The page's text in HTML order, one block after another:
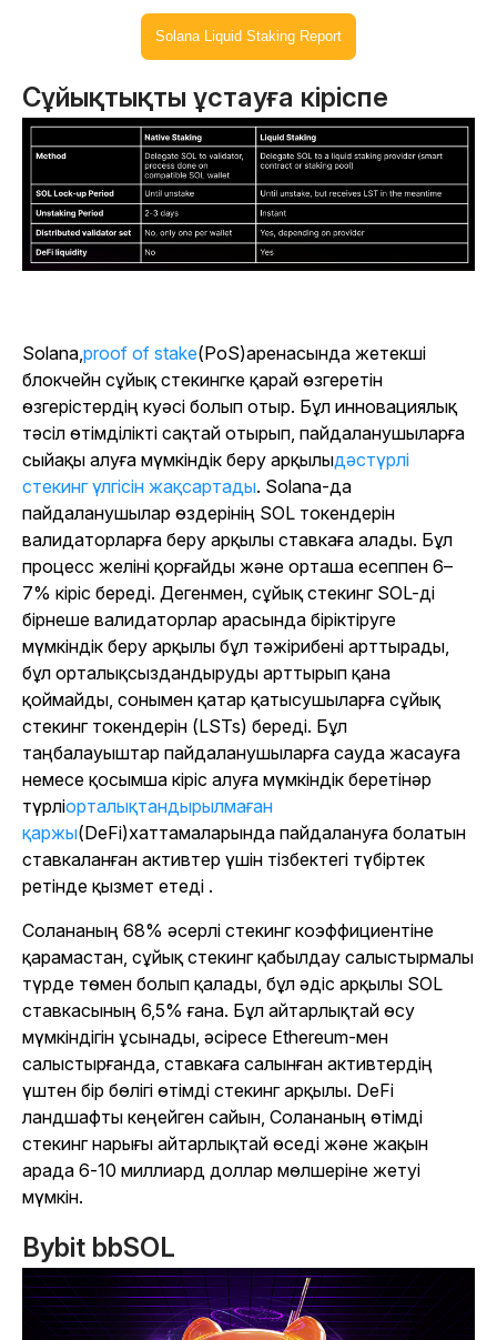
Solana Liquid Staking Report
Сұйықтықты ұстауға кіріспе
Solana,proof of stake(PoS)аренасында жетекші
блокчейн сұйық стекингке қарай өзгеретін
өзгерістердің куәсі болып отыр. Бұл инновациялық
тәсіл өтімділікті сақтай отырып, пайдаланушыларға
сыйақы алуға мүмкіндік беру арқылыдәстүрлі
стекинг үлгісін жақсартады. Solana-да
пайдаланушылар өздерінің SOL токендерін
валидаторларға беру арқылы ставкаға алады. Бұл
процесс желіні қорғайды және орташа есеппен 6–
7% кіріс береді. Дегенмен, сұйық стекинг SOL-ді
бірнеше валидаторлар арасында біріктіруге
мүмкіндік беру арқылы бұл тәжірибені арттырады,
бұл орталықсыздандыруды арттырып қана
қоймайды, сонымен қатар қатысушыларға сұйық
стекинг токендерін (LSTs) береді. Бұл
таңбалауыштар пайдаланушыларға сауда жасауға
немесе қосымша кіріс алуға мүмкіндік беретінәр
түрліорталықтандырылмаған
қаржы(DeFi)хаттамаларында пайдалануға болатын
ставкаланған активтер үшін тізбектегі түбіртек
ретінде қызмет етеді .
Солананың 68% әсерлі стекинг коэффициентіне
қарамастан, сұйық стекинг қабылдау салыстырмалы
түрде төмен болып қалады, бұл әдіс арқылы SOL
ставкасының 6,5% ғана. Бұл айтарлықтай өсу
мүмкіндігін ұсынады, әсіресе Ethereum-мен
салыстырғанда, ставкаға салынған активтердің
үштен бір бөлігі өтімді стекинг арқылы. DeFi
ландшафты кеңейген сайын, Солананың өтімді
стекинг нарығы айтарлықтай өседі және жақын
арада 6-10 миллиард доллар мөлшеріне жетуі
мүмкін.
Bybit bbSOL